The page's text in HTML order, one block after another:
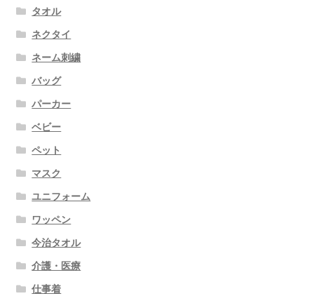
タオル
ネクタイ
ネーム刺繍
バッグ
パーカー
ベビー
ペット
マスク
ユニフォーム
ワッペン
今治タオル
介護・医療
仕事着